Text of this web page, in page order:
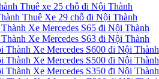
Thuê xe 25 chỗ đi Nội Thành
Thuê Xe 29 chỗ đi Nội Thành
Xe Mercedes S65 đi Nội Thành
Xe Mercedes S63 đi Nội Thành
Xe Mercedes S600 đi Nội Thành
Xe Mercedes S500 đi Nội Thành
Xe Mercedes S350 đi Nội Thành